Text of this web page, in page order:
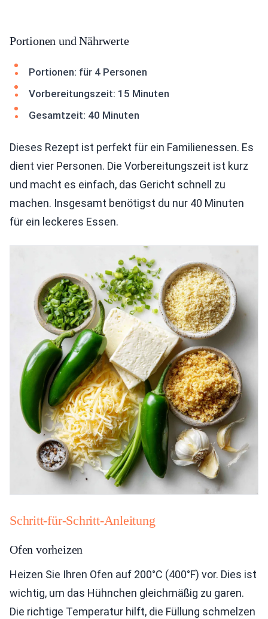
Portionen und Nährwerte
Portionen: für 4 Personen
Vorbereitungszeit: 15 Minuten
Gesamtzeit: 40 Minuten
Dieses Rezept ist perfekt für ein Familienessen. Es
dient vier Personen. Die Vorbereitungszeit ist kurz
und macht es einfach, das Gericht schnell zu
machen. Insgesamt benötigst du nur 40 Minuten
für ein leckeres Essen.
Schritt-für-Schritt-Anleitung
Ofen vorheizen
Heizen Sie Ihren Ofen auf 200°C (400°F) vor. Dies ist
wichtig, um das Hühnchen gleichmäßig zu garen.
Die richtige Temperatur hilft, die Füllung schmelzen